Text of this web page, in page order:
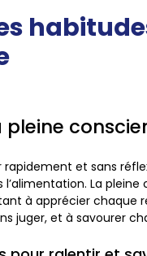
pleine
rapidement et sans
l’alimentation. La
à apprécier chaque
juger, et à savourer